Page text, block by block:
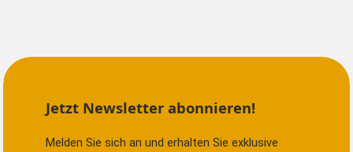
Jetzt Newsletter abonnieren!
Melden Sie sich an und erhalten Sie exklusive